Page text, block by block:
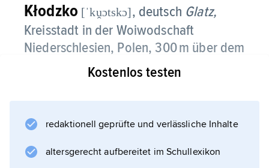
Kłodzko [ˈkṷɔtskɔ], deutsch Glatz,
Kreisstadt in der Woiwodschaft
Niederschlesien, Polen, 300 m über dem
Meeresspiegel, im Glatzer Kessel,
beiderseits der Glatzer Neiße, 28 400
Museum des Glatzer Landes,
Feuerwehrmuseum; Metall und Holz
verarbeitende, Textil- und
Kostenlos testen
redaktionell geprüfte und verlässliche Inhalte
altersgerecht aufbereitet im Schullexikon